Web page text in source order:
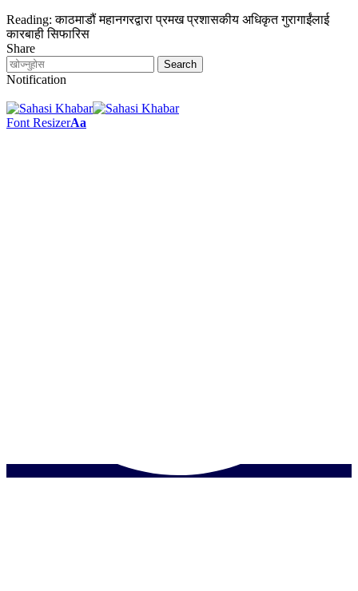
Reading: काठमाडौं महानगरद्वारा प्रमख प्रशासकीय अधिकृत गुरागाईंलाई
कारबाही सिफारिस
Share
Notification
Font ResizerAa